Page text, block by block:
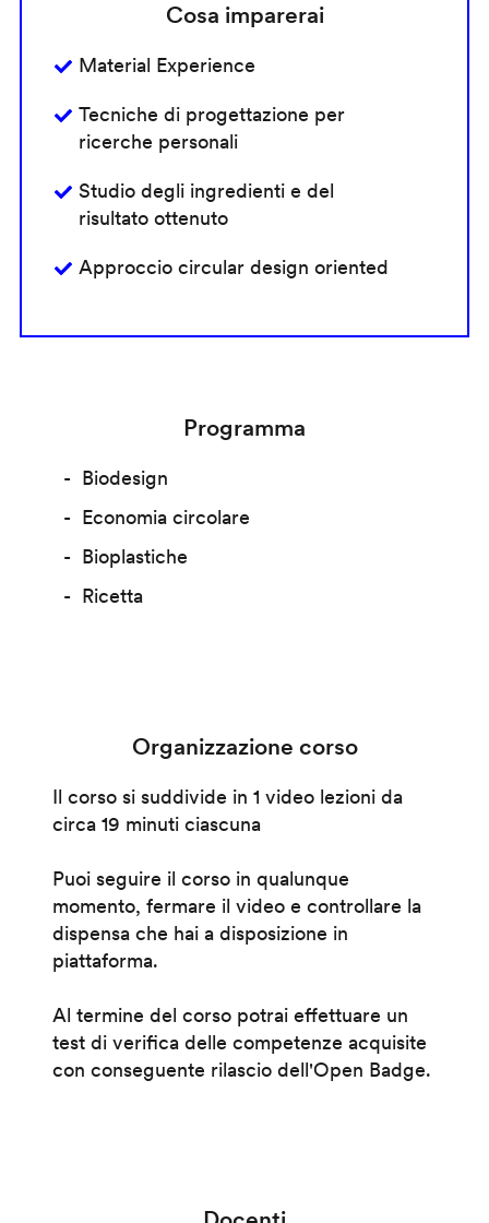
Cosa imparerai
Material Experience
Tecniche di progettazione per
ricerche personali
Studio degli ingredienti e del
risultato ottenuto
Approccio circular design oriented
Programma
Biodesign
Economia circolare
Bioplastiche
Ricetta
Organizzazione corso
Il corso si suddivide in 1 video lezioni da
circa 19 minuti ciascuna
Puoi seguire il corso in qualunque
momento, fermare il video e controllare la
dispensa che hai a disposizione in
piattaforma.
Al termine del corso potrai effettuare un
test di verifica delle competenze acquisite
con conseguente rilascio dell'Open Badge.